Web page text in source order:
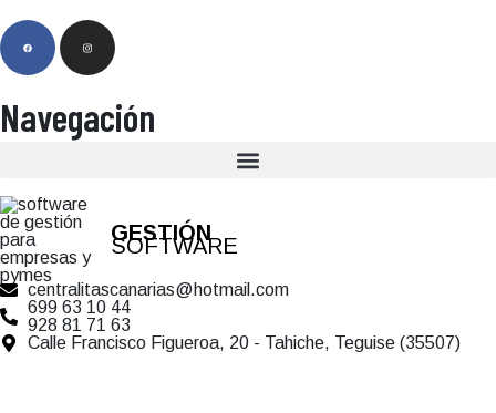
Navegación
GESTIÓN
SOFTWARE
centralitascanarias@hotmail.com
699 63 10 44
928 81 71 63
Calle Francisco Figueroa, 20 - Tahiche, Teguise (35507)